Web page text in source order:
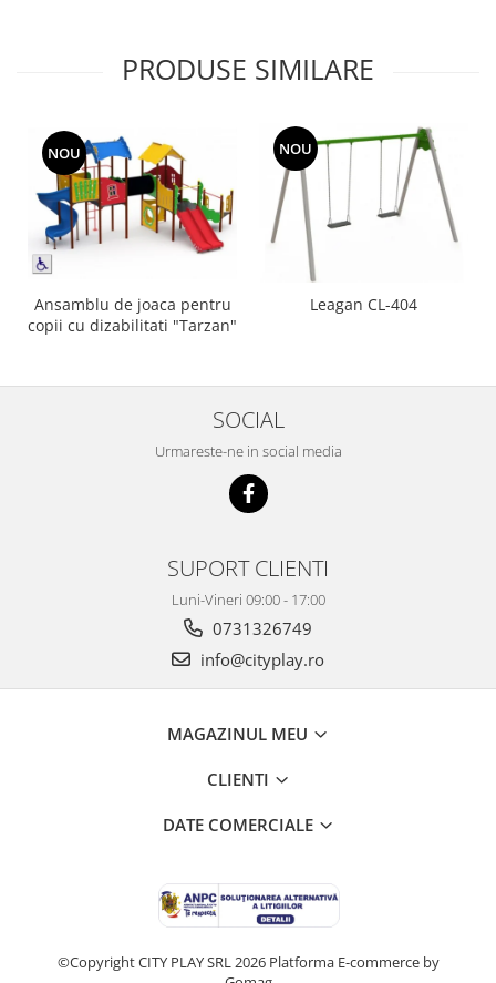
PRODUSE SIMILARE
NOU
Ansamblu de joaca pentru
copii cu dizabilitati "Tarzan"
NOU
Leagan CL-404
SOCIAL
Urmareste-ne in social media
SUPORT CLIENTI
Luni-Vineri 09:00 - 17:00
0731326749
info@cityplay.ro
MAGAZINUL MEU
CLIENTI
DATE COMERCIALE
©Copyright CITY PLAY SRL 2026 Platforma E-commerce by